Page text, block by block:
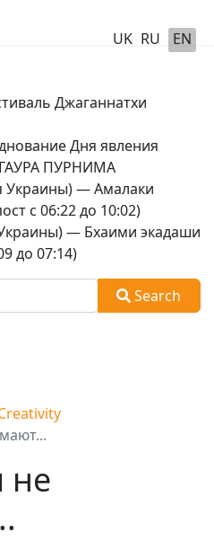
UK RU EN
Джаганнатхи
Дня явления
ГАУРА ПУРНИМА
Украины) — Амалаки
с 06:22 до 10:02)
— Бхаими экадаши
до 07:14)
Search
не